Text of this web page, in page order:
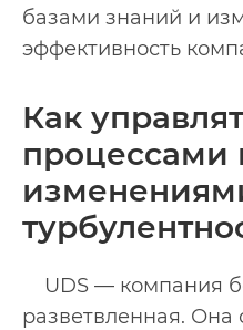
базами знаний и
эффективность
Как
процессами
UDS — компания
разветвленная. Она